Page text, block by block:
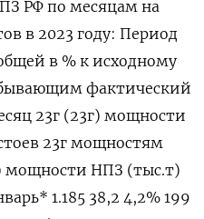
РФ по месяцам на
в 2023 году: Период
в % к исходному
фактический
23г (23г) мощности
23г мощностям
мощности НПЗ (тыс.т)
1.185 38,2 4,2% 199